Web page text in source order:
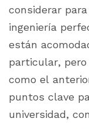
considerar
ingeniería
están
particular,
como el
puntos clave
universidad,